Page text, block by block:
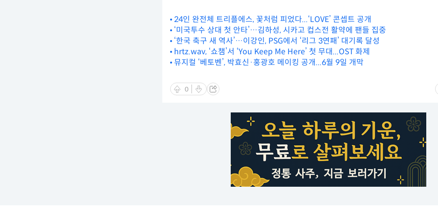
24인 완전체 트리플에스, 꽃처럼 피었다...‘LOVE’ 콘셉트 공개
‘미국투수 상대 첫 안타’…김하성, 시카고 컵스전 활약에 팬들 집중
‘한국 축구 새 역사’…이강인, PSG에서 ‘리그 3연패’ 대기록 달성
hrtz.wav, ‘쇼챔’서 ‘You Keep Me Here’ 첫 무대...OST 화제
뮤지컬 ‘베토벤’, 박효신·홍광호 메이킹 공개...6월 9일 개막
0